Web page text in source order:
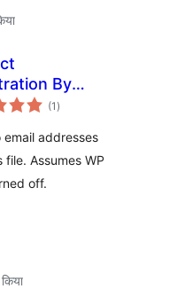
By
WP-
(1 कुल
दर)
addresses
Assumes WP
off.